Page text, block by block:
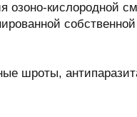
озоно-кислородной
шроты,